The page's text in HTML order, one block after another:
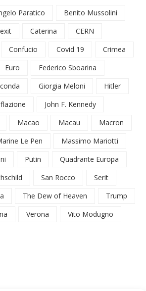
Paratico
Benito Mussolini
Caterina
CERN
Confucio Covid 19
Crimea
Euro
Federico Sboarina
Giorgia Meloni
Hitler
John F. Kennedy
Macao Macau
Macron
Le Pen
Massimo Mariotti
Putin
Quadrante Europa
San Rocco
Serit
The Dew of Heaven
Trump
Verona
Vito Modugno